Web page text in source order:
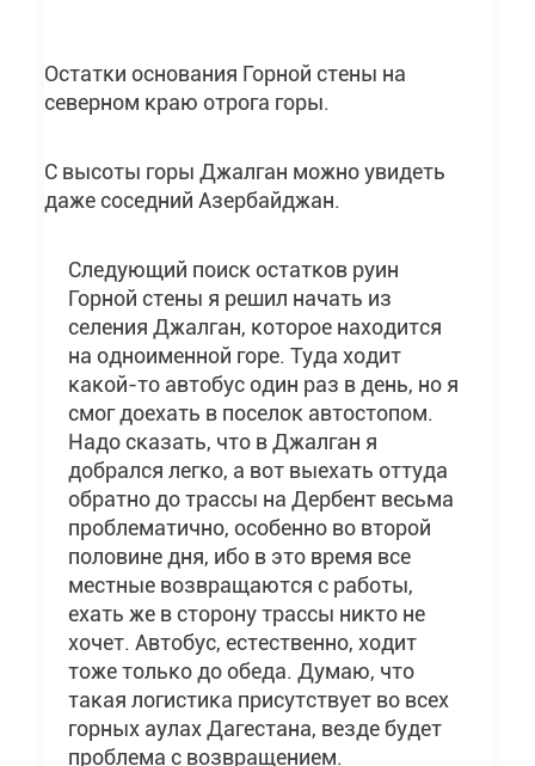
Остатки основания Горной стены на
северном краю отрога горы.
С высоты горы Джалган можно увидеть
даже соседний Азербайджан.
Следующий поиск остатков руин
Горной стены я решил начать из
селения Джалган, которое находится
на одноименной горе. Туда ходит
какой-то автобус один раз в день, но я
смог доехать в поселок автостопом.
Надо сказать, что в Джалган я
добрался легко, а вот выехать оттуда
обратно до трассы на Дербент весьма
проблематично, особенно во второй
половине дня, ибо в это время все
местные возвращаются с работы,
ехать же в сторону трассы никто не
хочет. Автобус, естественно, ходит
тоже только до обеда. Думаю, что
такая логистика присутствует во всех
горных аулах Дагестана, везде будет
проблема с возвращением.